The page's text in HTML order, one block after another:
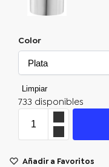
Color
Limpiar
733 disponibles
Añadir a Favoritos